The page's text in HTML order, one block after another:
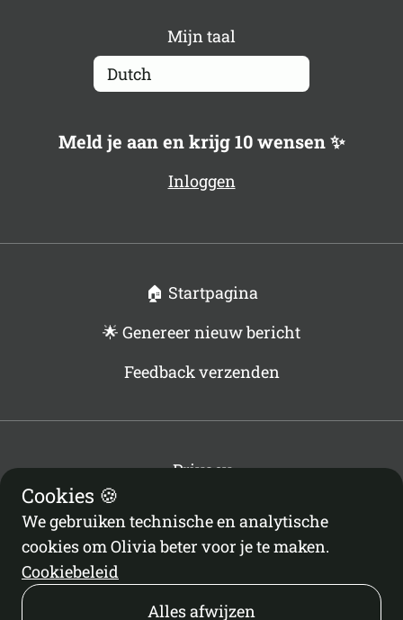
Cookies 🍪
We gebruiken technische en analytische
cookies om Olivia beter voor je te maken.
Cookiebeleid
Alles afwijzen
Mijn taal
Meld je aan en krijg 10 wensen ✨
Inloggen
🏠 Startpagina
🌟 Genereer nieuw bericht
Feedback verzenden
Privacy
Cookiebeleid
Cookie-instellingen